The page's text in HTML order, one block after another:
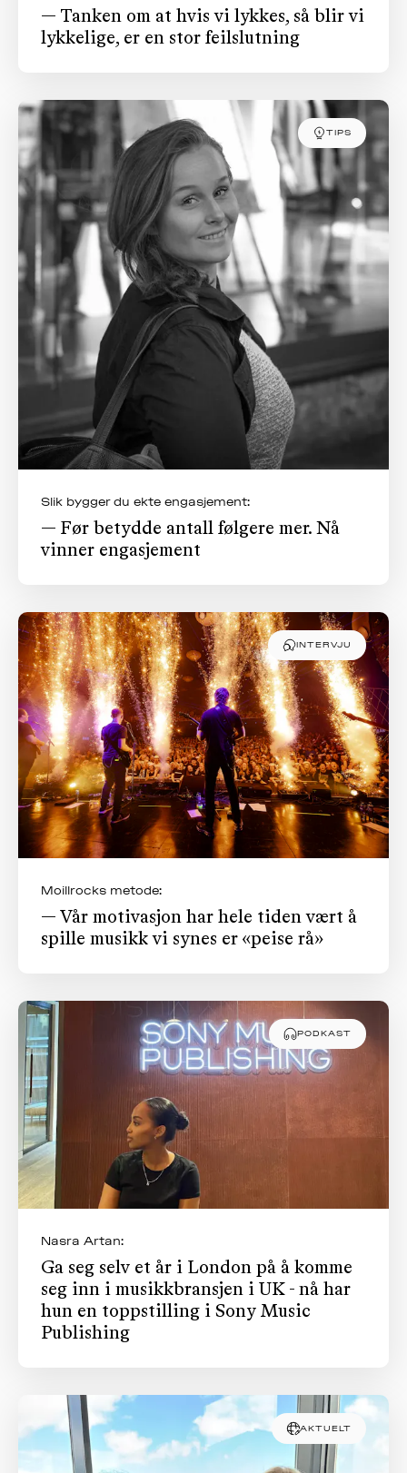
— Tanken om at hvis vi lykkes, så blir vi
lykkelige, er en stor feilslutning
TIPS
Slik bygger du ekte engasjement:
— Før betydde antall følgere mer. Nå
vinner engasjement
INTERVJU
Moillrocks metode:
— Vår motivasjon har hele tiden vært å
spille musikk vi synes er «peise rå»
PODKAST
Nasra Artan:
Ga seg selv et år i London på å komme
seg inn i musikkbransjen i UK - nå har
hun en toppstilling i Sony Music
Publishing
AKTUELT